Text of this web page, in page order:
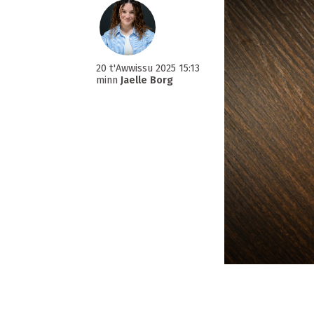
20 t'Awwissu 2025 15:13
minn Jaelle Borg